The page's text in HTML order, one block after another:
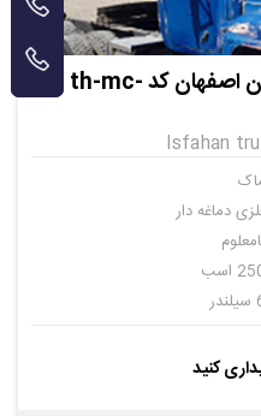
کشنده ماک شهرک کامیونداران اصفهان کد th-mc-
Isfahan
دماغه دار
اسب
کنید